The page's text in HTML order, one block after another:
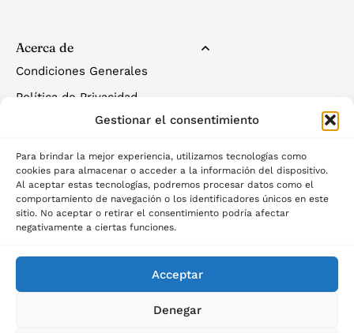
Gestionar el consentimiento
Para brindar la mejor experiencia, utilizamos tecnologías como
cookies para almacenar o acceder a la información del dispositivo.
Al aceptar estas tecnologías, podremos procesar datos como el
comportamiento de navegación o los identificadores únicos en este
sitio. No aceptar o retirar el consentimiento podría afectar
negativamente a ciertas funciones.
Acceptar
Denegar
Acerca de
Condiciones Generales
Política de Privacidad
Política de Cookies
©2025 Palau del descans